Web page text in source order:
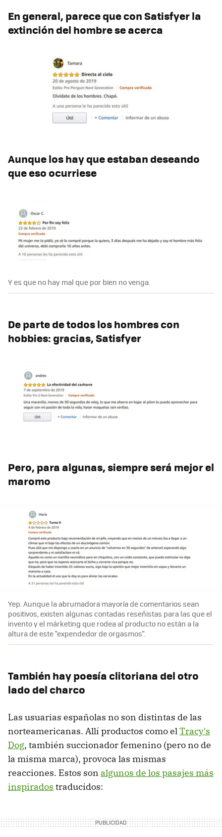
En general, parece que con Satisfyer la
extinción del hombre se acerca
Aunque los hay que estaban deseando
que eso ocurriese
Y es que no hay mal que por bien no venga.
De parte de todos los hombres con
hobbies: gracias, Satisfyer
Pero, para algunas, siempre será mejor el
maromo
Yep. Aunque la abrumadora mayoría de comentarios sean
positivos, existen algunas contadas reseñistas para las que el
invento y el márketing que rodea al producto no están a la
altura de este "expendedor de orgasmos".
También hay poesía clitoriana del otro
lado del charco
Las usuarias españolas no son distintas de las
norteamericanas. Allí productos como elTracy's
Dog, también succionador femenino (pero no de
la misma marca), provoca las mismas
reacciones. Estos son algunos de los pasajes más
inspirados traducidos: